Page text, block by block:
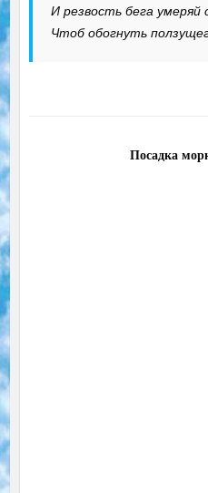
И резвость бега умеряй
Чтоб обогнуть
Посадка